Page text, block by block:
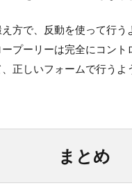
方で、反動を使って行う
ープーリーは完全にコント
正しいフォームで行うよ
まとめ